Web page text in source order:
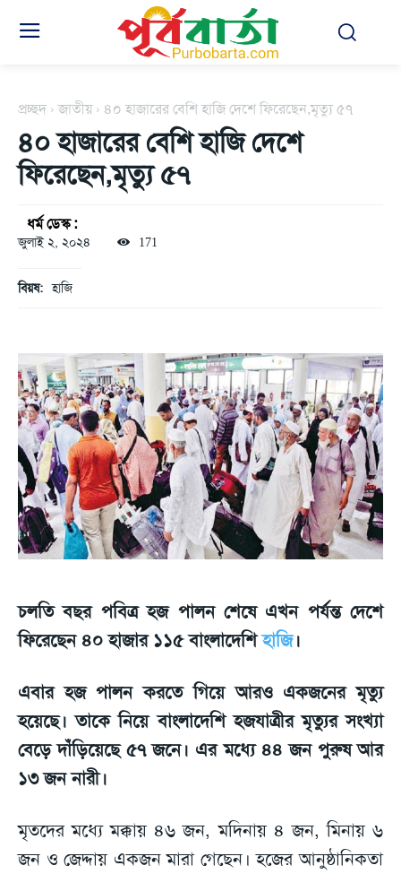
প্রচ্ছদ জাতীয় ৪০ হাজারের বেশি হাজি দেশে ফিরেছেন,মৃত্যু ৫৭
৪০ হাজারের বেশি হাজি দেশে
ফিরেছেন,মৃত্যু ৫৭
ধর্ম ডেস্ক :
জুলাই ২, ২০২৪ 171
বিয়ষ: হাজি
চলতি বছর পবিত্র হজ পালন শেষে এখন পর্যন্ত দেশে
ফিরেছেন ৪০ হাজার ১১৫ বাংলাদেশিহাজি।
এবার হজ পালন করতে গিয়ে আরও একজনের মৃত্যু
হয়েছে। তাকে নিয়ে বাংলাদেশি হজযাত্রীর মৃত্যুর সংখ্যা
বেড়ে দাঁড়িয়েছে ৫৭ জনে। এর মধ্যে ৪৪ জন পুরুষ আর
১৩ জন নারী।
মৃতদের মধ্যে মক্কায় ৪৬ জন, মদিনায় ৪ জন, মিনায় ৬
জন ও জেদ্দায় একজন মারা গেছেন। হজের আনুষ্ঠানিকতা